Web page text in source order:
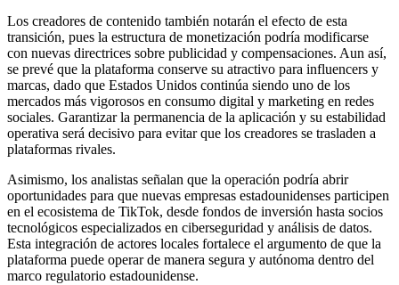
Los creadores de contenido también notarán el efecto de esta
transición, pues la estructura de monetización podría modificarse
con nuevas directrices sobre publicidad y compensaciones. Aun así,
se prevé que la plataforma conserve su atractivo para influencers y
marcas, dado que Estados Unidos continúa siendo uno de los
mercados más vigorosos en consumo digital y marketing en redes
sociales. Garantizar la permanencia de la aplicación y su estabilidad
operativa será decisivo para evitar que los creadores se trasladen a
plataformas rivales.
Asimismo, los analistas señalan que la operación podría abrir
oportunidades para que nuevas empresas estadounidenses participen
en el ecosistema de TikTok, desde fondos de inversión hasta socios
tecnológicos especializados en ciberseguridad y análisis de datos.
Esta integración de actores locales fortalece el argumento de que la
plataforma puede operar de manera segura y autónoma dentro del
marco regulatorio estadounidense.